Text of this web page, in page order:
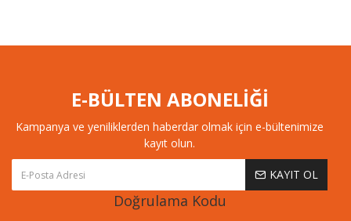
E-BÜLTEN ABONELİĞİ
Kampanya ve yeniliklerden haberdar olmak için e-bültenimize
kayıt olun.
KAYIT OL
Doğrulama Kodu